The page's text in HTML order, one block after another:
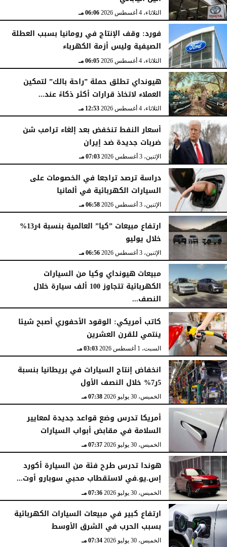
الثلاثاء، 4 أغسطس 2026 06:06 مـ
فورد: وقف الإنتاج في رومانيا بسبب العطلة
الصيفية وليس أزمة الكهرباء
الثلاثاء، 4 أغسطس 2026 06:05 مـ
هيونداي تطلق حملة ”راحة بالك” لتمكين
العملاء لاتخاذ قرارات أكثر ذكاءً عند...
الثلاثاء، 4 أغسطس 2026 12:53 مـ
أسعار النفط تنخفض بعد إلغاء ترامب شن
ضربات جديدة ضد إيران
الإثنين، 3 أغسطس 2026 07:03 مـ
دراسة ترصد تراجعا في الخصومات على
السيارات الكهربائية في ألمانيا
الإثنين، 3 أغسطس 2026 06:58 مـ
ارتفاع مبيعات ”كيا” العالمية بنسبة 4ر13%
خلال يوليو
الإثنين، 3 أغسطس 2026 06:56 مـ
مبيعات هيونداي وكيا من السيارات
الكهربائية تتجاوز 100 ألف سيارة خلال
النصف...
الأحد، 2 أغسطس 2026 06:17 مـ
كاتب أمريكي: الوقود الأحفوري أصبح شيئا
ينتمي للقرن العشرين
السبت، 1 أغسطس 2026 03:03 مـ
انخفاض إنتاج السيارات في بريطانيا بنسبة
5ر7% خلال النصف الأول
الخميس، 30 يوليو 2026 07:38 مـ
أمريكا تدرس وضع قواعد جديدة لمعايير
السلامة في مقابض أبواب السيارات
الخميس، 30 يوليو 2026 07:37 مـ
هوندا تدرس طرح فئة من السيارة أكورد
إس.يو.في لاستقطاب محبي سوبارو أوت...
الخميس، 30 يوليو 2026 07:36 مـ
ارتفاع كبير في مبيعات السيارات الكهربائية
بسبب الحرب في الشرق الأوسط
الخميس، 30 يوليو 2026 07:34 مـ